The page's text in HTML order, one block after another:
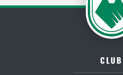
CLUB